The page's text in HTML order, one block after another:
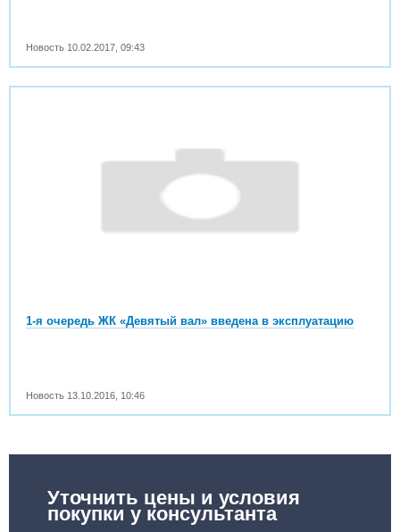
Новость 10.02.2017 ,09:43
1-я очередь ЖК «Девятый вал» введена в эксплуатацию
Новость 13.10.2016 10:46
Уточнить цены и условия
покупки у консультанта